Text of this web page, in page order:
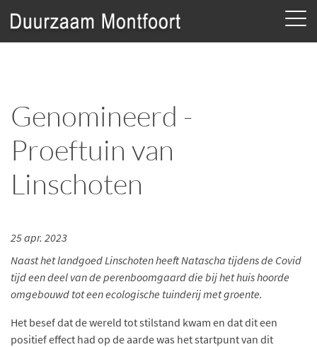
Genomineerd -
Proeftuin van
Linschoten
25 apr. 2023
Naast het landgoed Linschoten heeft Natascha tijdens de Covid
tijd een deel van de perenboomgaard die bij het huis hoorde
omgebouwd tot een ecologische tuinderij met groente.
Het besef dat de wereld tot stilstand kwam en dat dit een
positief effect had op de aarde was het startpunt van dit